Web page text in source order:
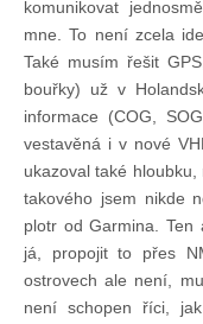
Členské příspěvky
Dokumenty ke
Ochrana
Legislativa
komunikovat
mne. To není zcela
Také musím řešit
bouřky) už v
informace (COG,
vestavěná i v nové
ukazoval také
takového jsem nikde
plotr od Garmina. Ten
já, propojit to přes
ostrovech ale není,
není schopen říci,